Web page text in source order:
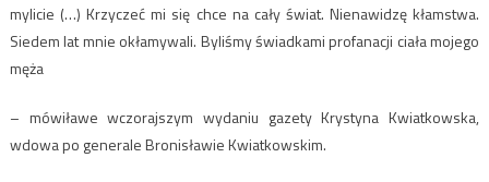
mylicie (…) Krzyczeć mi się chce na cały świat. Nienawidzę kłamstwa.
Siedem lat mnie okłamywali. Byliśmy świadkami profanacji ciała mojego
męża
– mówiławe wczorajszym wydaniu gazety Krystyna Kwiatkowska,
wdowa po generale Bronisławie Kwiatkowskim.